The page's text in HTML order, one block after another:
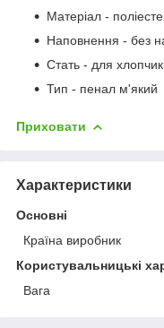
Матеріал -
Наповнення - без
Стать - для
Тип - пенал м'який
Приховати
Характеристики
Основні
Країна виробник
Користувальницькі
Вага